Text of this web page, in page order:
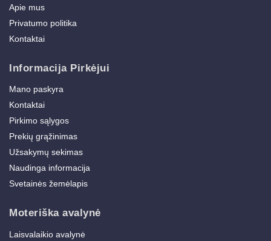
Apie mus
Privatumo politika
Kontaktai
Informacija Pirkėjui
Mano paskyra
Kontaktai
Pirkimo sąlygos
Prekių grąžinimas
Užsakymų sekimas
Naudinga informacija
Svetainės žemėlapis
Moteriška avalynė
Laisvalaikio avalynė